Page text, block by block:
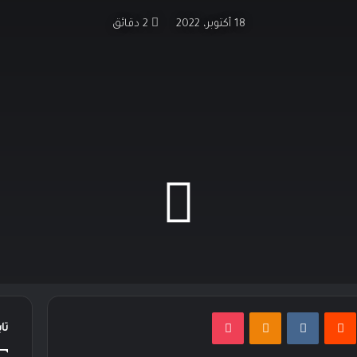
18 أكتوبر، 2022
Odnoklassniki
‫Pocket